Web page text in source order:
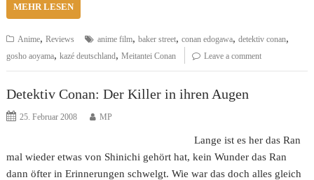
MEHR LESEN
Anime,Reviews anime film,baker street,conan edogawa,detektiv conan,
gosho aoyama,kazé deutschland,Meitantei Conan Leave a comment
Detektiv Conan: Der Killer in ihren Augen
25. Februar 2008 MP
Lange ist es her das Ran
mal wieder etwas von Shinichi gehört hat, kein Wunder das Ran
dann öfter in Erinnerungen schwelgt. Wie war das doch alles gleich